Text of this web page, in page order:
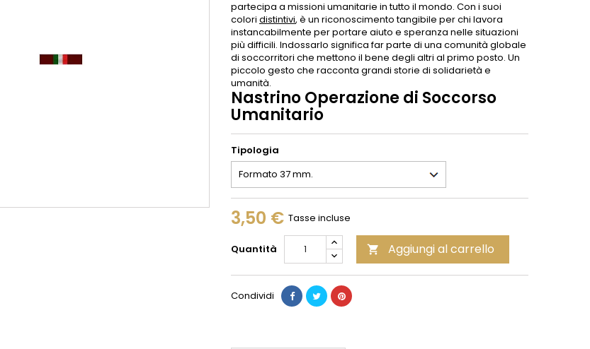
partecipa a missioni umanitarie in tutto il mondo. Con i suoi
colori distintivi, è un riconoscimento tangibile per chi lavora
instancabilmente per portare aiuto e speranza nelle situazioni
più difficili. Indossarlo significa far parte di una comunità globale
di soccorritori che mettono il bene degli altri al primo posto. Un
piccolo gesto che racconta grandi storie di solidarietà e
umanità.
Nastrino Operazione di Soccorso
Umanitario
Tipologia
3,50 € Tasse incluse
Quantità  Aggiungi al carrello
Condividi